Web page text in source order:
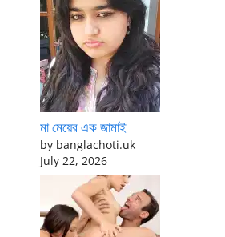
মা মেয়ের এক জামাই
by banglachoti.uk
July 22, 2026